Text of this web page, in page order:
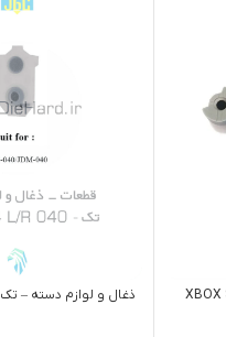
ذغال و لوازم دسته – تک PS4 L/R 040 کپی